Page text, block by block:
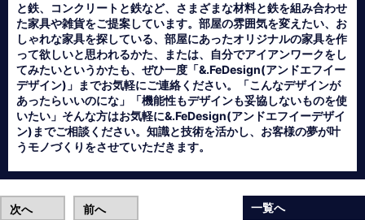
と鉄、コンクリートと鉄など、さまざまな材料と鉄を組み合わせ
た家具や雑貨をご提案しています。部屋の雰囲気を変えたい、お
しゃれな家具を探している、部屋にあったオリジナルの家具を作
って欲しいと思われるかた、または、自分でアイアンワークをし
てみたいというかたも、ぜひ一度「&.FeDesign(アンドエフイー
デザイン)」までお気軽にご連絡ください。「こんなデザインが
あったらいいのにな」「機能性もデザインも妥協しないものを使
いたい」そんな方はお気軽に&.FeDesign(アンドエフイーデザイ
ン)までご相談ください。知識と技術を活かし、お客様の夢が叶
うモノづくりをさせていただきます。
次へ 前へ 一覧へ